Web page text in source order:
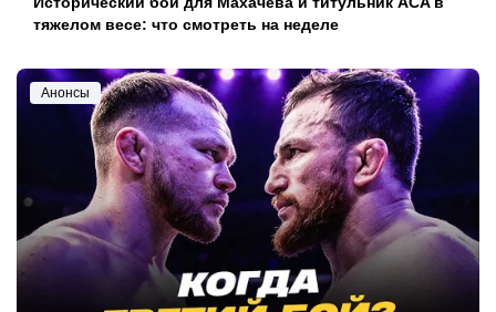
тяжелом весе: что смотреть на неделе
Анонсы